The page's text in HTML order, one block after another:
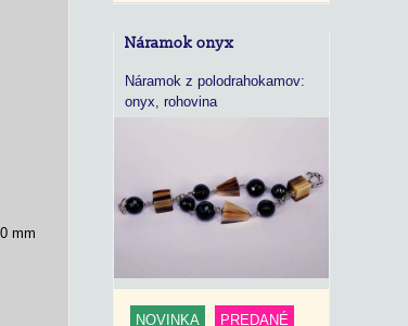
mm
Náramok onyx
Náramok z polodrahokamov:
onyx, rohovina
NOVINKA PREDANÉ